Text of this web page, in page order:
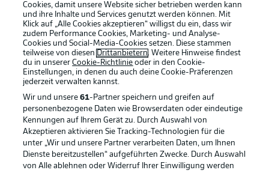
Rechtliche Hinweise Voreinstellungen verwalten
Cookies, damit unsere Website sicher betrieben werden kann
und ihre Inhalte und Services genutzt werden können. Mit
Klick auf „Alle Cookies akzeptieren“ willigst du ein, dass wir
zudem Performance Cookies, Marketing- und Analyse-
Cookies und Social-Media-Cookies setzen. Diese stammen
teilweise von diesen Drittanbietern. Weitere Hinweise findest
du in unsererCookie-Richtlinie oder in den Cookie-
Einstellungen, in denen du auch deine Cookie-Präferenzen
jederzeit verwalten kannst.
Wir und unsere61-Partner speichern und greifen auf
personenbezogene Daten wie Browserdaten oder eindeutige
Kennungen auf Ihrem Gerät zu. Durch Auswahl von
Akzeptieren aktivieren Sie Tracking-Technologien für die
unter „Wir und unsere Partner verarbeiten Daten, um Ihnen
Dienste bereitzustellen“ aufgeführten Zwecke. Durch Auswahl
von Alle ablehnen oder Widerruf Ihrer Einwilligung werden